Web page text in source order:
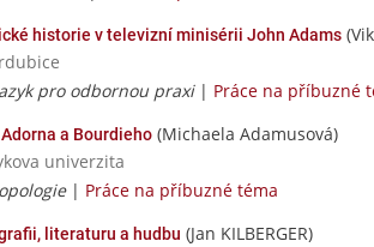
historie v televizní minisérii John Adams
pro odbornou praxi| Práce na příbuzné
a Bourdieho (Michaela Adamusová)
univerzita
| Práce na příbuzné téma
literaturu a hudbu (Jan KILBERGER)